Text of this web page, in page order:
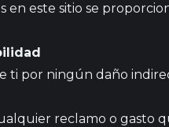
en este sitio se
ti por ningún daño
reclamo o gasto